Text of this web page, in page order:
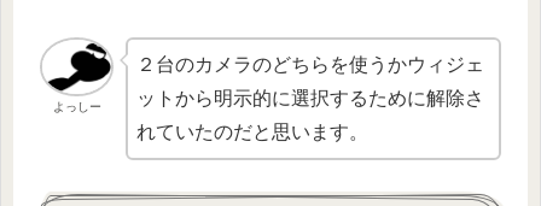
よっしー
２台のカメラのどちらを使うかウィジェ
ットから明示的に選択するために解除さ
れていたのだと思います。